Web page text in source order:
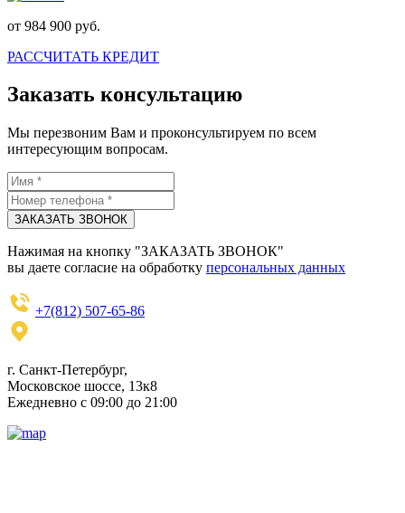
от 984 900 руб.
РАССЧИТАТЬ КРЕДИТ
Заказать консультацию
Мы перезвоним Вам и проконсультируем по всем
интересующим вопросам.
ЗАКАЗАТЬ ЗВОНОК
Нажимая на кнопку "ЗАКАЗАТЬ ЗВОНОК"
вы даете согласие на обработку персональных данных
+7(812) 507-65-86
г. Санкт-Петербург,
Московское шоссе, 13к8
Ежедневно с 09:00 до 21:00